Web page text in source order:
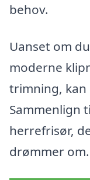
behov.
Uanset om
moderne
trimning, kan
Sammenlign
herrefrisør,
drømmer om.